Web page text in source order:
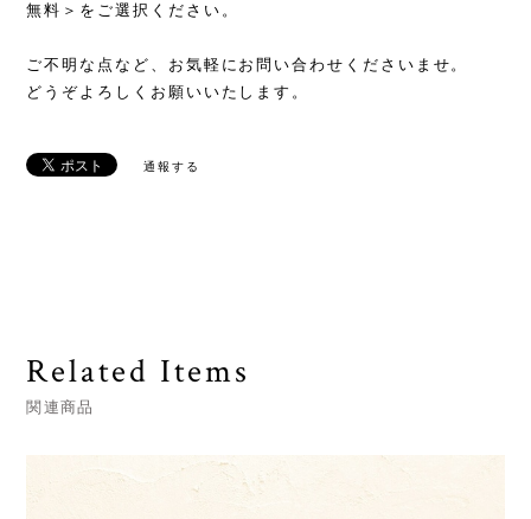
無料＞をご選択ください。
ご不明な点など、お気軽にお問い合わせくださいませ。
どうぞよろしくお願いいたします。
通報する
Related Items
関連商品